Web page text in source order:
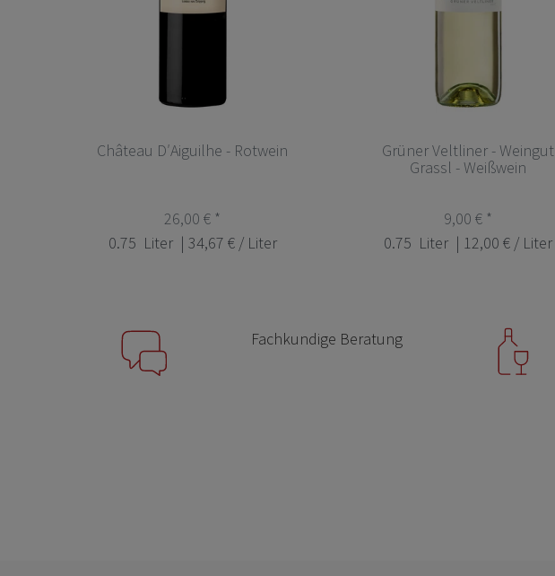
Château D′Aiguilhe - Rotwein
26,00 € *
0.75 Liter | 34,67 € / Liter
Grüner Veltliner - Weingut
Grassl - Weißwein
9,00 € *
0.75 Liter | 12,00 € / Liter
Fachkundige Beratung